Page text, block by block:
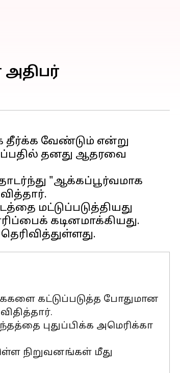
தீர்க்க வேண்டும் என்று
தனது ஆதரவை
"ஆக்கப்பூர்வமாக
மட்டுப்படுத்தியது
கடினமாக்கியது.
கட்டுப்படுத்த போதுமான
புதுப்பிக்க அமெரிக்கா
நிறுவனங்கள் மீது